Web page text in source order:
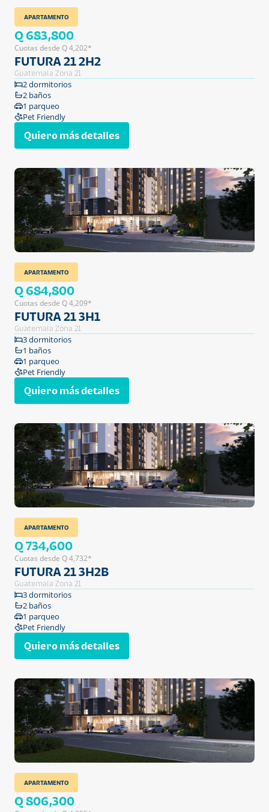
APARTAMENTO
Q 683,800
Cuotas desde Q 4,202*
FUTURA 21 2H2
Guatemala Zona 21
2 dormitorios
2 baños
1 parqueo
Pet Friendly
Quiero más detalles
APARTAMENTO
Q 684,800
Cuotas desde Q 4,209*
FUTURA 21 3H1
Guatemala Zona 21
3 dormitorios
1 baños
1 parqueo
Pet Friendly
Quiero más detalles
APARTAMENTO
Q 734,600
Cuotas desde Q 4,732*
FUTURA 21 3H2B
Guatemala Zona 21
3 dormitorios
2 baños
1 parqueo
Pet Friendly
Quiero más detalles
APARTAMENTO
Q 806,300